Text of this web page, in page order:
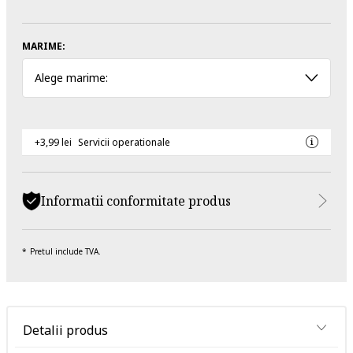
MARIME:
Alege marime:
+3,99 lei Servicii operationale
Informatii conformitate produs
Pretul include TVA.
Detalii produs